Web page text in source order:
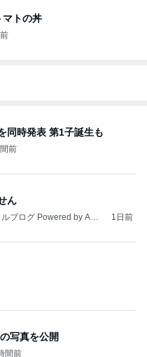
マトの丼
同時発表 第1子誕生も
前
ん
ブログ Powered by Ame
1日前
写真を公開
間前